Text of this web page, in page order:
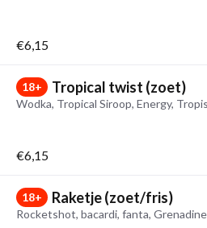
€6,15
18+ Tropical twist (zoet)
Wodka, Tropical Siroop, Energy,
€6,15
18+ Raketje (zoet/fris)
Rocketshot, bacardi, fanta,